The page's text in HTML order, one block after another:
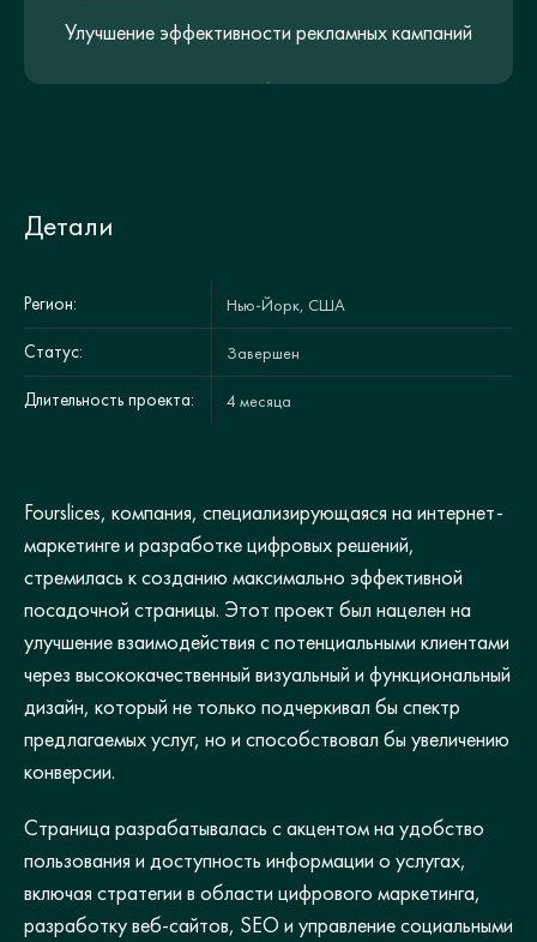
Улучшение эффективности рекламных кампаний
Детали
Регион: Нью-Йорк, США
Статус: Завершен
Длительность проекта: 4 месяца
Fourslices, компания, специализирующаяся на интернет-
маркетинге и разработке цифровых решений,
стремилась к созданию максимально эффективной
посадочной страницы. Этот проект был нацелен на
улучшение взаимодействия с потенциальными клиентами
через высококачественный визуальный и функциональный
дизайн, который не только подчеркивал бы спектр
предлагаемых услуг, но и способствовал бы увеличению
конверсии.
Страница разрабатывалась с акцентом на удобство
пользования и доступность информации о услугах,
включая стратегии в области цифрового маркетинга,
разработку веб-сайтов, SEO и управление социальными